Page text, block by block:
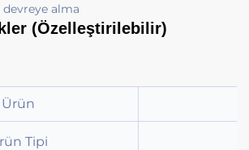
alma
(Özelleştirilebilir)
Ürün
Tipi